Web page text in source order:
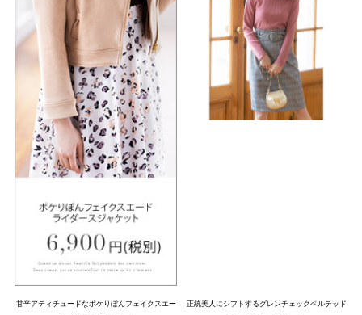
甘辛アティチュードなポケりぼんフェイクスエー
正統美人にシフトするグレンチェックベルテッド